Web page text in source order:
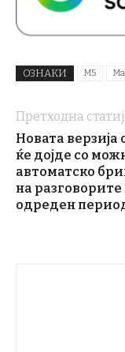
ОЗНАКИ M5
Претходна
Новата верзија
ќе дојде со
автоматско
на разговорите
одреден